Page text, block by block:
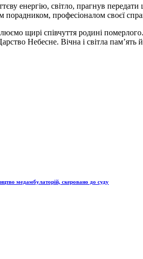
енергію, світло, прагнув
професіоналом своєї
щирі співчуття родині
Небесне. Вічна і світла пам’ять
медамбулаторій, скеровано до суду